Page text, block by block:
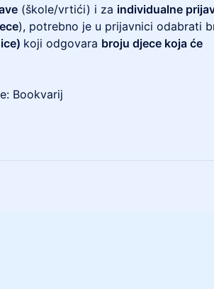
(škole/vrtići) i za individualne
), potrebno je u prijavnici odabrati
koji odgovara broju djece koja će
Bookvarij